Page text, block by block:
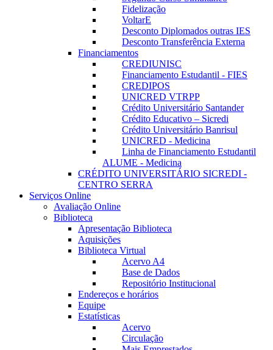
Fidelização
VoltarE
Desconto Diplomados outras IES
Desconto Transferência Externa
Financiamentos
CREDIUNISC
Financiamento Estudantil - FIES
CREDIPOS
UNICRED VTRPP
Crédito Universitário Santander
Crédito Educativo – Sicredi
Crédito Universitário Banrisul
UNICRED - Medicina
Linha de Financiamento Estudantil
ALUME - Medicina
CRÉDITO UNIVERSITÁRIO SICREDI -
CENTRO SERRA
Serviços Online
Avaliação Online
Biblioteca
Apresentação Biblioteca
Aquisições
Biblioteca Virtual
Acervo A4
Base de Dados
Repositório Institucional
Endereços e horários
Equipe
Estatísticas
Acervo
Circulação